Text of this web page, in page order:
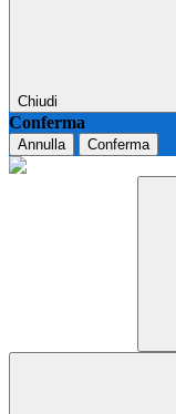
Chiudi
Conferma
Annulla Conferma